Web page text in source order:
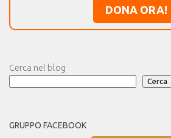
DONA ORA!
Cerca nel blog
Cerca
GRUPPO FACEBOOK